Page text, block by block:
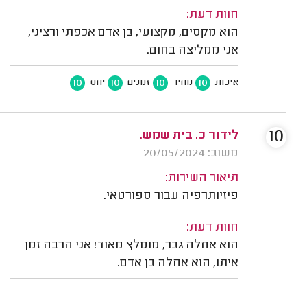
חוות דעת:
הוא מקסים, מקצועי, בן אדם אכפתי ורציני,
אני ממליצה בחום.
איכות 10 מחיר 10 זמנים 10 יחס 10
לידור כ. בית שמש.
משוב: 20/05/2024
תיאור השירות:
פיזיותרפיה עבור ספורטאי.
חוות דעת:
הוא אחלה גבר, מומלץ מאוד! אני הרבה זמן
איתו, הוא אחלה בן אדם.
10